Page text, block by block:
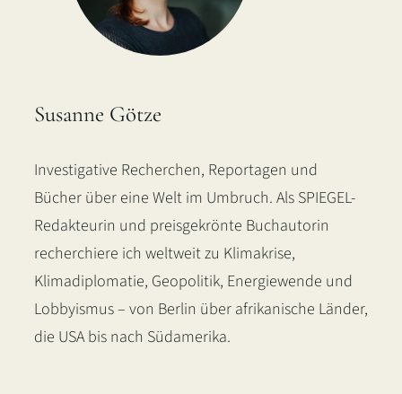
Susanne Götze
Investigative Recherchen, Reportagen und
Bücher über eine Welt im Umbruch. Als SPIEGEL-
Redakteurin und preisgekrönte Buchautorin
recherchiere ich weltweit zu Klimakrise,
Klimadiplomatie, Geopolitik, Energiewende und
Lobbyismus – von Berlin über afrikanische Länder,
die USA bis nach Südamerika.